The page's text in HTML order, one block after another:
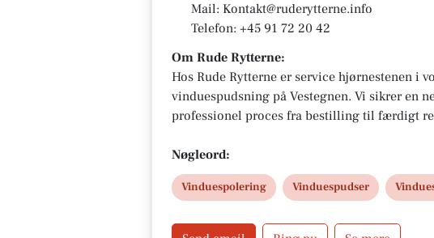
Mail: Kontakt@ruderytterne.info
Telefon: +45 91 72 20 42
Om Rude Rytterne:
Hos Rude Rytterne er service hjørnestenen i
vinduespudsning på Vestegnen. Vi sikrer en
professionel proces fra bestilling til færdigt
du os, får du grundig vinduespudsning
venlig og imødekommende service.
Nøgleord:
Vinduespolering Vinduespudser